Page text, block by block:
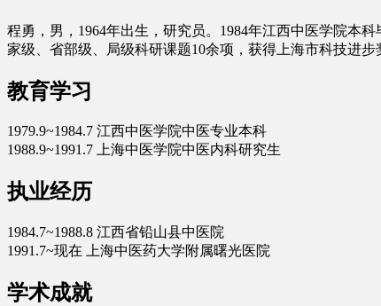
程勇，男，1964年出生，研究员。1984年江西中医学院本
家级、省部级、局级科研课题10余项，获得上海市科技进
教育学习
1979.9~1984.7 江西中医学院中医专业本科
1988.9~1991.7 上海中医学院中医内科研究生
执业经历
1984.7~1988.8 江西省铅山县中医院
1991.7~现在 上海中医药大学附属曙光医院
学术成就